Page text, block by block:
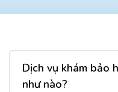
Dịch vụ khám bảo
như nào?